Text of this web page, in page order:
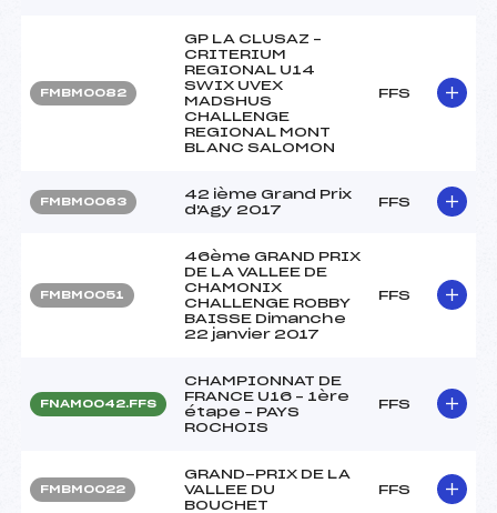
FMBM0082
GP LA CLUSAZ –
CRITERIUM
REGIONAL U14
SWIX UVEX
MADSHUS
CHALLENGE
REGIONAL MONT
BLANC SALOMON
FFS
FMBM0063
42 ième Grand Prix
d'Agy 2017
FFS
FMBM0051
46ème GRAND PRIX
DE LA VALLEE DE
CHAMONIX
CHALLENGE ROBBY
BAISSE Dimanche
22 janvier 2017
FFS
FNAM0042.FFS
CHAMPIONNAT DE
FRANCE U16 – 1ère
étape – PAYS
ROCHOIS
FFS
FMBM0022
GRAND-PRIX DE LA
VALLEE DU
BOUCHET
FFS